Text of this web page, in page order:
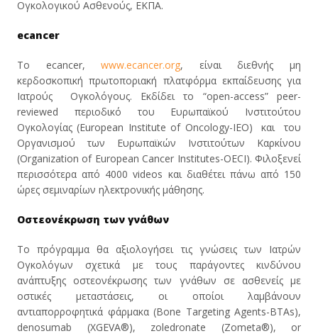
Ογκολογικού Ασθενούς, ΕΚΠΑ.
ecancer
Το ecancer,www.ecancer.org, είναι διεθνής μη
κερδοσκοπική πρωτοποριακή πλατφόρμα εκπαίδευσης για
Ιατρούς Ογκολόγους. Εκδίδει το “open-access” peer-
reviewed περιοδικό του Ευρωπαϊκού Ινστιτούτου
Ογκολογίας (European Institute of Oncology-IEO) και του
Οργανισμού των Ευρωπαϊκών Ινστιτούτων Καρκίνου
(Organization of European Cancer Institutes-OECI). Φιλοξενεί
περισσότερα από 4000 videos και διαθέτει πάνω από 150
ώρες σεμιναρίων ηλεκτρονικής μάθησης.
Οστεονέκρωση των γνάθων
Tο πρόγραμμα θα αξιολογήσει τις γνώσεις των Ιατρών
Ογκολόγων σχετικά με τους παράγοντες κινδύνου
ανάπτυξης οστεονέκρωσης των γνάθων σε ασθενείς με
οστικές μεταστάσεις, οι οποίοι λαμβάνουν
αντιαπορροφητικά φάρμακα (Bone Targeting Agents-BTAs),
denosumab (XGEVA®), zoledronate (Zometa®), or